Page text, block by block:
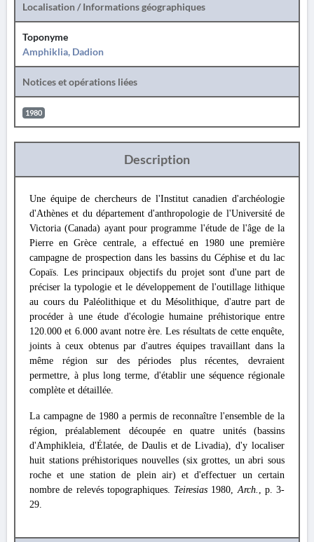
Localisation / Informations géographiques
Toponyme
Amphiklia, Dadion
Notices et opérations liées
1980
Description
Une équipe de chercheurs de l'Institut canadien d'archéologie
d'Athènes et du département d'anthropologie de l'Université de
Victoria (Canada) ayant pour programme l'étude de l'âge de la
Pierre en Grèce centrale, a effectué en 1980 une première
campagne de prospection dans les bassins du Céphise et du lac
Copaïs. Les principaux objectifs du projet sont d'une part de
préciser la typologie et le développement de l'outillage lithique
au cours du Paléolithique et du Mésolithique, d'autre part de
procéder à une étude d'écologie humaine préhistorique entre
120.000 et 6.000 avant notre ère. Les résultats de cette enquête,
joints à ceux obtenus par d'autres équipes travaillant dans la
même région sur des périodes plus récentes, devraient
permettre, à plus long terme, d'établir une séquence régionale
complète et détaillée.
La campagne de 1980 a permis de reconnaître l'ensemble de la
région, préalablement découpée en quatre unités (bassins
d'Amphikleia, d'Élatée, de Daulis et de Livadia), d'y localiser
huit stations préhistoriques nouvelles (six grottes, un abri sous
roche et une station de plein air) et d'effectuer un certain
nombre de relevés topographiques. Teiresias 1980,Arch. , p. 3-
29.